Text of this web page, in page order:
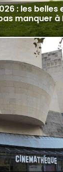
: les
manquer à